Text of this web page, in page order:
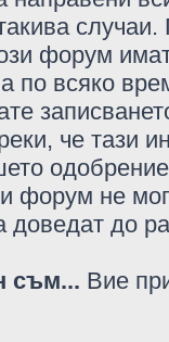
форум
по всяко
че тази
форум не
доведат до
съм... Вие